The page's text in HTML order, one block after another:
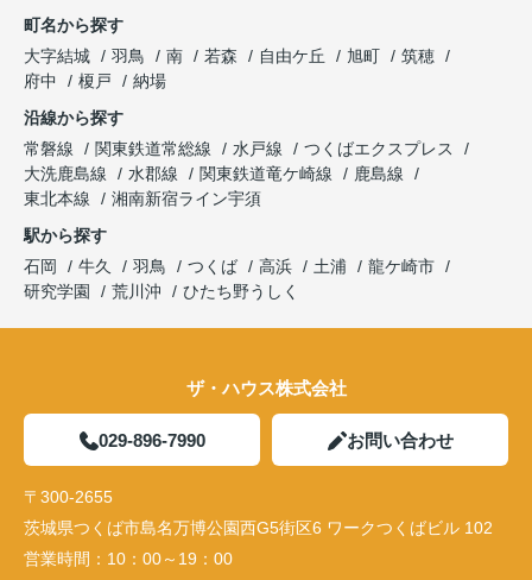
町名から探す
大字結城
羽鳥 南 若森 自由ケ丘 旭町
筑穂
府中
榎戸
納場
沿線から探す
常磐線
関東鉄道常総線 水戸線
つくばエクスプレス
大洗鹿島線
水郡線 関東鉄道竜ケ崎線
鹿島線
東北本線
湘南新宿ライン宇須
駅から探す
石岡
牛久 羽鳥 つくば 高浜 土浦
龍ケ崎市
研究学園
荒川沖 ひたち野うしく
ザ・ハウス株式会社
029-896-7990 お問い合わせ
〒300-2655
茨城県つくば市島名万博公園西G5街区6 ワークつくばビル 102
営業時間： 10：00～19：00